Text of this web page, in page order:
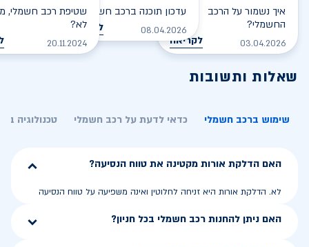
איך נשמור על הרכב
החשמלי?
03.04.2026 לקריאה
עדכון תוכנה ברכב חשמלי
08.04.2026 לקריאה
שטיפת רכב חשמלי,
לא?
20.11.2024
שאלות ותשובות
שימוש ברכב חשמלי כדאי לדעת על רכב חשמלי טכנולוגיה
האם הדלקת אורות מקטינה את טווח הנסיעה?
לא. הדלקת אורות היא זניחה לחלוטין ואינה משפיעה על טווח הנסיעה
האם ניתן להחנות רכב חשמלי בכל חניון?